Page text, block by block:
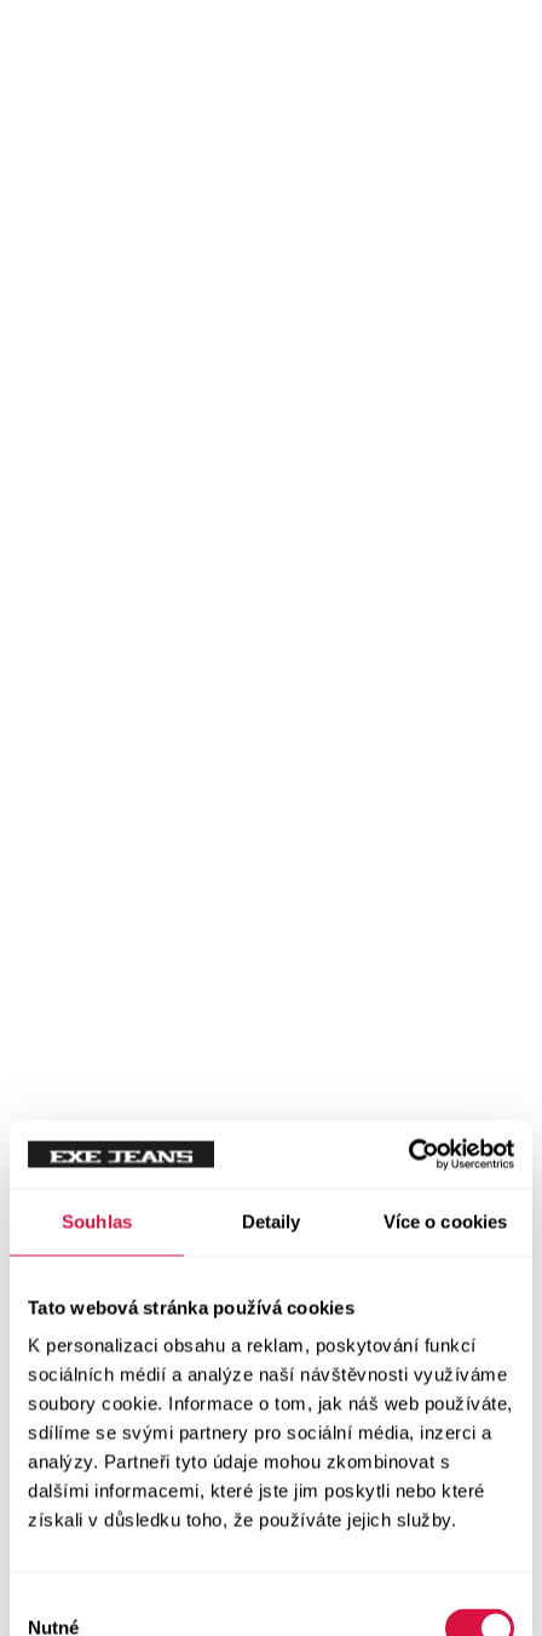
Souhlas Detaily Více o cookies
Tato webová stránka používá cookies
K personalizaci obsahu a reklam, poskytování funkcí
sociálních médií a analýze naší návštěvnosti využíváme
soubory cookie. Informace o tom, jak náš web používáte,
sdílíme se svými partnery pro sociální média, inzerci a
analýzy. Partneři tyto údaje mohou zkombinovat s
dalšími informacemi, které jste jim poskytli nebo které
získali v důsledku toho, že používáte jejich služby.
Nutné